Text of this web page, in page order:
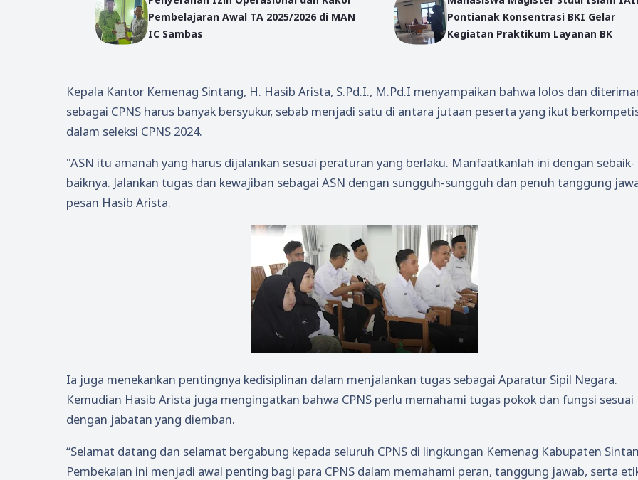
Pembelajaran Awal TA 2025/2026 di MAN
IC Sambas
Pontianak Konsentrasi BKI Gelar
Kegiatan Praktikum Layanan BK
Kepala Kantor Kemenag Sintang, H. Hasib Arista, S.Pd.I., M.Pd.I menyampaikan bahwa lolos dan
sebagai CPNS harus banyak bersyukur, sebab menjadi satu di antara jutaan peserta yang ikut
dalam seleksi CPNS 2024.
"ASN itu amanah yang harus dijalankan sesuai peraturan yang berlaku. Manfaatkanlah ini dengan sebaik-
baiknya. Jalankan tugas dan kewajiban sebagai ASN dengan sungguh-sungguh dan penuh tanggung
pesan Hasib Arista.
Ia juga menekankan pentingnya kedisiplinan dalam menjalankan tugas sebagai Aparatur Sipil Negara.
Kemudian Hasib Arista juga mengingatkan bahwa CPNS perlu memahami tugas pokok dan fungsi sesuai
dengan jabatan yang diemban.
“Selamat datang dan selamat bergabung kepada seluruh CPNS di lingkungan Kemenag Kabupaten
Pembekalan ini menjadi awal penting bagi para CPNS dalam memahami peran, tanggung jawab, serta